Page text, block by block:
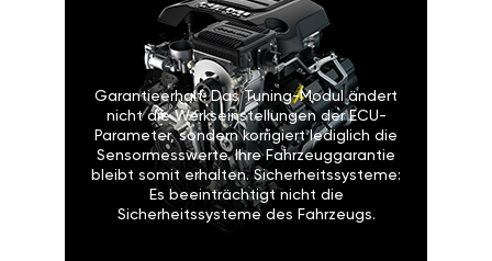
Garantieerhalt: Das Tuning-Modul ändert
nicht die Werkseinstellungen der ECU-
Parameter, sondern korrigiert lediglich die
Sensormesswerte. Ihre Fahrzeuggarantie
bleibt somit erhalten. Sicherheitssysteme:
Es beeinträchtigt nicht die
Sicherheitssysteme des Fahrzeugs.